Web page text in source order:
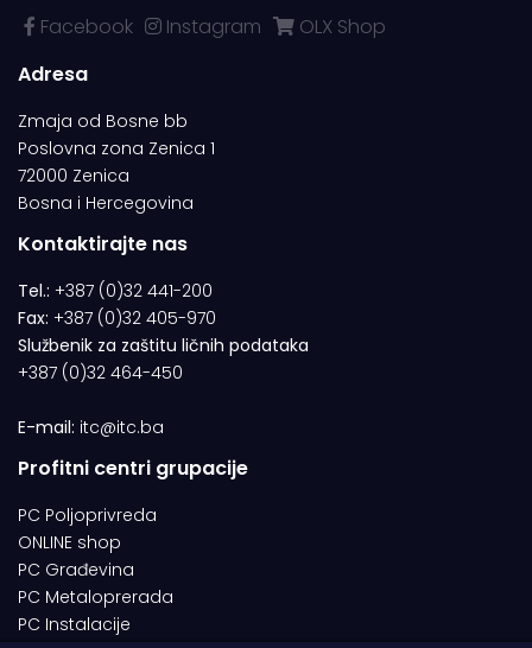
Facebook Instagram
OLX Shop
Adresa
Zmaja od Bosne bb
Poslovna zona Zenica 1
72000 Zenica
Bosna i Hercegovina
Kontaktirajte nas
Tel.: +387 (0)32 441-200
Fax: +387 (0)32 405-970
Službenik za zaštitu ličnih podataka
+387 (0)32 464-450
E-mail: itc@itc.ba
Profitni centri grupacije
PC Poljoprivreda
ONLINE shop
PC Građevina
PC Metaloprerada
PC Instalacije